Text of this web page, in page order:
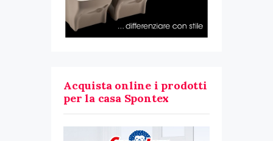
Acquista online i prodotti
per la casa Spontex